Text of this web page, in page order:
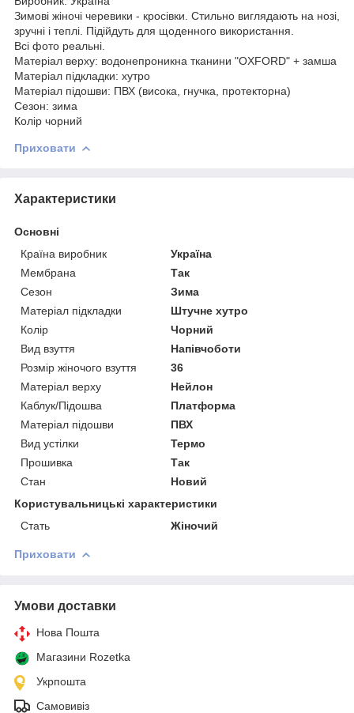
Зимові жіночі черевики - кросівки. Стильно виглядають на нозі,
зручні і теплі. Підійдуть для щоденного використання.
Всі фото реальні.
Матеріал верху: водонепроникна тканини "OXFORD" + замша
Матеріал підкладки: хутро
Матеріал підошви: ПВХ (висока, гнучка, протекторна)
Сезон: зима
Колір чорний
Приховати
Характеристики
Основні
Країна виробник
Україна
Мембрана
Так
Сезон
Зима
Матеріал підкладки
Штучне хутро
Колір
Чорний
Вид взуття
Напівчоботи
Розмір жіночого взуття
36
Матеріал верху
Нейлон
Каблук/Підошва
Платформа
Матеріал підошви
ПВХ
Вид устілки
Термо
Прошивка
Так
Стан
Новий
Користувальницькі характеристики
Стать
Жіночий
Приховати
Умови доставки
Нова Пошта
Магазини Rozetka
Укрпошта
Самовивіз